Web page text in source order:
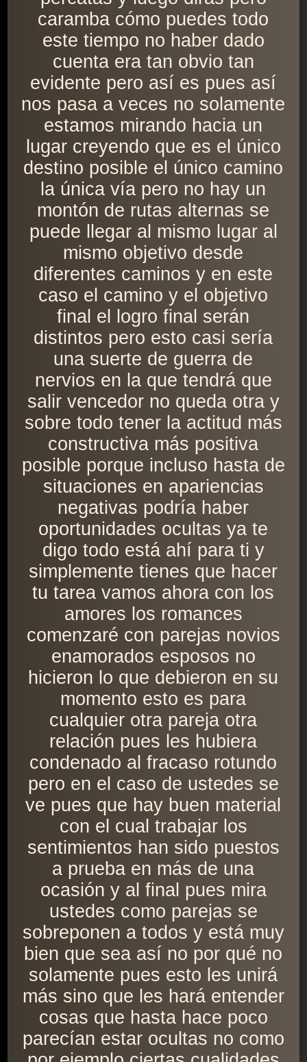
caramba cómo puedes todo
este tiempo no haber dado
cuenta era tan obvio tan
evidente pero así es pues así
nos pasa a veces no solamente
estamos mirando hacia un
lugar creyendo que es el único
destino posible el único camino
la única vía pero no hay un
montón de rutas alternas se
puede llegar al mismo lugar al
mismo objetivo desde
diferentes caminos y en este
caso el camino y el objetivo
final el logro final serán
distintos pero esto casi sería
una suerte de guerra de
nervios en la que tendrá que
salir vencedor no queda otra y
sobre todo tener la actitud más
constructiva más positiva
posible porque incluso hasta de
situaciones en apariencias
negativas podría haber
oportunidades ocultas ya te
digo todo está ahí para ti y
simplemente tienes que hacer
tu tarea vamos ahora con los
amores los romances
comenzaré con parejas novios
enamorados esposos no
hicieron lo que debieron en su
momento esto es para
cualquier otra pareja otra
relación pues les hubiera
condenado al fracaso rotundo
pero en el caso de ustedes se
ve pues que hay buen material
con el cual trabajar los
sentimientos han sido puestos
a prueba en más de una
ocasión y al final pues mira
ustedes como parejas se
sobreponen a todos y está muy
bien que sea así no por qué no
solamente pues esto les unirá
más sino que les hará entender
cosas que hasta hace poco
parecían estar ocultas no como